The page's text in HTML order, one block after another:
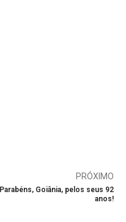
PRÓXIMO
Parabéns, Goiânia, pelos seus 92
anos!